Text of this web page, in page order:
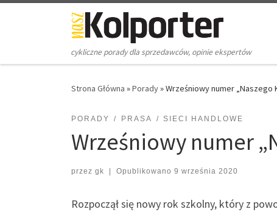
Skip to content
cykliczne porady dla sprzedawców, opinie ekspertów
Strona Główna »Porady»Wrześniowy numer
PORADY PRASA SIECI HANDLOWE
Wrześniowy numer
przez gk Opublikowano 9 września 2020
Rozpoczął się nowy rok szkolny, który z